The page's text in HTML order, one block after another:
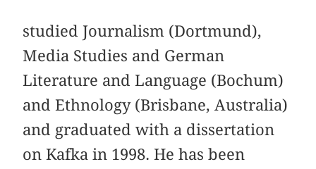
studied Journalism (Dortmund),
Media Studies and German
Literature and Language (Bochum)
and Ethnology (Brisbane, Australia)
and graduated with a dissertation
on Kafka in 1998. He has been